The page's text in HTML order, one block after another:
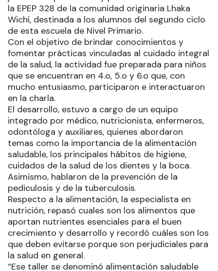
la EPEP 328 de la comunidad originaria Lhaka
Wichí, destinada a los alumnos del segundo ciclo
de esta escuela de Nivel Primario.
Con el objetivo de brindar conocimientos y
fomentar prácticas vinculadas al cuidado integral
de la salud, la actividad fue preparada para niños
que se encuentran en 4.o, 5.o y 6.o que, con
mucho entusiasmo, participaron e interactuaron
en la charla.
El desarrollo, estuvo a cargo de un equipo
integrado por médico, nutricionista, enfermeros,
odontóloga y auxiliares, quienes abordaron
temas como la importancia de la alimentación
saludable, los principales hábitos de higiene,
cuidados de la salud de los dientes y la boca.
Asimismo, hablaron de la prevención de la
pediculosis y de la tuberculosis.
Respecto a la alimentación, la especialista en
nutrición, repasó cuales son los alimentos que
aportan nutrientes esenciales para el buen
crecimiento y desarrollo y recordó cuáles son los
que deben evitarse porque son perjudiciales para
la salud en general.
“Ese taller se denominó alimentación saludable